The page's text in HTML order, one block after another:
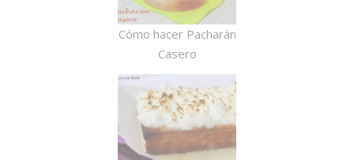
Cómo hacer Pacharán
Casero